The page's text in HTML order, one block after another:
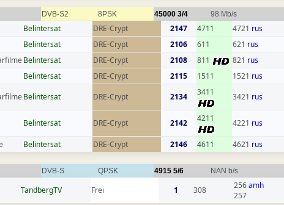
DVB-S2 8PSK 45000 3/4 98 Mb/s
Belintersat DRE-Crypt 2147 4711 4721 rus
Belintersat DRE-Crypt 2106 611 621 rus
Belintersat DRE-Crypt 2108 811 821 rus
Belintersat DRE-Crypt 2115 1511 1521 rus
Belintersat DRE-Crypt 2134 3411 3421 rus
Belintersat DRE-Crypt 2142 4211 4221 rus
Belintersat DRE-Crypt 2146 4611 4621 rus
DVB-S QPSK 4915 5/6 NAN b/s
TandbergTV Frei 1 308 256amh
257